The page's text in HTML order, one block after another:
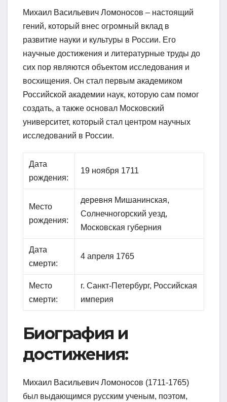
Михаил Васильевич Ломоносов – настоящий
гений, который внес огромный вклад в
развитие науки и культуры в России. Его
научные достижения и литературные труды до
сих пор являются объектом исследования и
восхищения. Он стал первым академиком
Российской академии наук, которую сам помог
создать, а также основал Московский
университет, который стал центром научных
исследований в России.
Дата
рождения:
19 ноября 1711
Место
рождения:
деревня Мишанинская,
Солнечногорский уезд,
Московская губерния
Дата
смерти:
4 апреля 1765
Место
смерти:
г. Санкт-Петербург, Российская
империя
Биография и
достижения:
Михаил Васильевич Ломоносов (1711-1765)
был выдающимся русским ученым, поэтом,